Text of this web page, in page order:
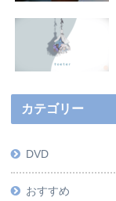
カテゴリー
DVD
おすすめ